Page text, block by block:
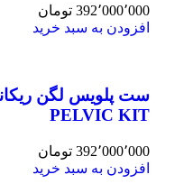
392٬000٬000 تومان
افزودن به سبد خرید
PELVIC KIT
392٬000٬000 تومان
افزودن به سبد خرید